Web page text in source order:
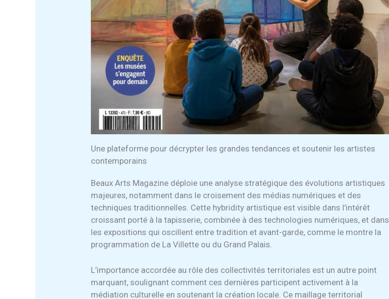
Une plateforme pour décrypter les grandes tendances et soutenir les artistes
contemporains
Beaux Arts Magazine déploie une analyse stratégique des évolutions artistiques
majeures, notamment dans le croisement des médias numériques et des
techniques traditionnelles. Cette hybridity artistique est visible dans l’intérêt
croissant porté à la tapisserie, combinée à des technologies numériques, et dans
les expositions qui oscillent entre tradition et avant-garde, comme le montre la
programmation de La Villette ou du Grand Palais.
L’importance accordée au rôle des collectivités territoriales est un autre point
marquant, soulignant comment ces dernières participent activement à la
médiation culturelle en soutenant la création locale. Ce maillage territorial